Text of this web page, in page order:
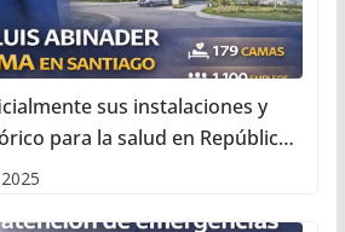
sus instalaciones y
para la salud en República